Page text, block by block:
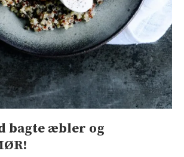
bagte æbler og